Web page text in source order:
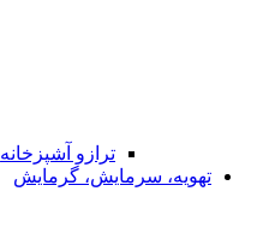
ترازو آشپزخانه
تهویه، سرمایش، گرمایش